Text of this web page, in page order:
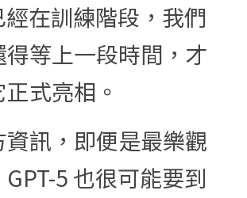
經在訓練階段，我們
等上一段時間，才
式亮相。
訊，即便是最樂觀
5 也很可能要到